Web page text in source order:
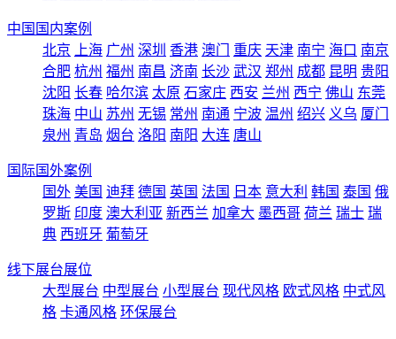
中国国内案例
北京
上海 广州 深圳 香港 澳门 重庆 天津 南宁 海口 南京
合肥 杭州 福州 南昌 济南 长沙 武汉 郑州 成都 昆明 贵阳
沈阳 长春 哈尔滨 太原 石家庄 西安 兰州 西宁 佛山 东莞
珠海 中山 苏州 无锡 常州 南通 宁波 温州 绍兴 义乌 厦门
泉州 青岛 烟台 洛阳 南阳 大连 唐山
国际国外案例
国外 美国 迪拜 德国 英国 法国 日本 意大利 韩国 泰国 俄
罗斯 印度 澳大利亚 新西兰 加拿大 墨西哥 荷兰 瑞士 瑞
典 西班牙 葡萄牙
线下展台展位
大型展台 中型展台 小型展台 现代风格 欧式风格 中式风
格 卡通风格 环保展台